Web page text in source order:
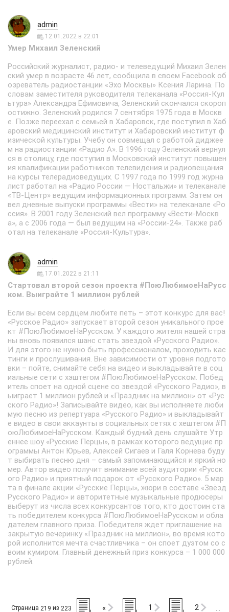
admin
12.01.2022 в 22:01
Умер Михаил Зеленский
Российский журналист, радио- и телеведущий Михаил Зелен
ский умер в возрасте 46 лет, сообщила в своем Facebook об
озреватель радиостанции «Эхо Москвы» Ксения Ларина. По
словам заместителя руководителя телеканала «Россия-Кул
ьтура» Александра Ефимовича, Зеленский скончался скороп
остижно. Зеленский родился 7 сентября 1975 года в Москв
е. Позже переехал с семьей в Хабаровск, где поступил в Хаб
аровский медицинский институт и Хабаровский институт ф
изической культуры. Учебу он совмещал с работой диджее
м на радиостанции «Радио А». В 1996 году Зеленский вернул
ся в столицу, где поступил в Московский институт повышен
ия квалификации работников телевидения и радиовещания
на курсы телерадиоведущих. С 1997 года по 1999 год журна
лист работал на «Радио России — Ностальжи» и телеканале
«ТВ-Центр» ведущим информационных программ. Затем он
вел дневные выпуски программы «Вести» на телеканале «Ро
ссия». В 2001 году Зеленский вел программу «Вести-Москв
а», а с 2006 года — был ведущим на «России-24». Также раб
отал на телеканале «Россия-Культура».
admin
17.01.2022 в 21:11
Стартовал второй сезон проекта #ПоюЛюбимоеНаРусс
ком. Выиграйте 1 миллион рублей
Если вы всем сердцем любите петь – этот конкурс для вас!
«Русское Радио» запускает второй сезон уникального прое
кт #ПоюЛюбимоеНаРусском. У каждого жителя нашей стра
ны вновь появился шанс стать звездой «Русского Радио».
И для этого не нужно быть профессионалом, проходить кас
тинги и прослушивания. Вне зависимости от уровня подгото
вки – пойте, снимайте себя на видео и выкладывайте в соц
иальные сети с хэштегом #ПоюЛюбимоеНаРусском. Побед
итель споет на одной сцене со звездой «Русского Радио», в
ыиграет 1 миллион рублей и «Праздник на миллион» от «Рус
ского Радио»! Записывайте видео, как вы исполняете люби
мую песню из репертуара «Русского Радио» и выкладывайт
е видео в свои аккаунты в социальных сетях с хештегом #П
оюЛюбимоеНаРусском. Каждый будний день слушайте Утр
еннее шоу «Русские Перцы», в рамках которого ведущие пр
ограммы Антон Юрьев, Алексей Сигаев и Галя Корнева буду
т выбирать песню дня – самый запоминающийся и яркий но
мер. Автор видео получит внимание всей аудитории «Русск
ого Радио» и приятный подарок от «Русского Радио». 5 мар
та в финале акции «Русские Перцы», жюри в составе «Звёзд
Русского Радио» и авторитетные музыкальные продюсеры
выберут из числа всех конкурсантов того, кто достоин ста
ть победителем конкурса #ПоюЛюбимоеНаРусском и обла
дателем главного приза. Победителя ждет приглашение на
закрытую вечеринку «Праздник на миллион», во время кото
рой исполнится мечта счастливчика – он споет дуэтом со с
воим кумиром. Главный денежный приз конкурса – 1 000 000
рублей.
Страница 219 из 223 « 1 2 …